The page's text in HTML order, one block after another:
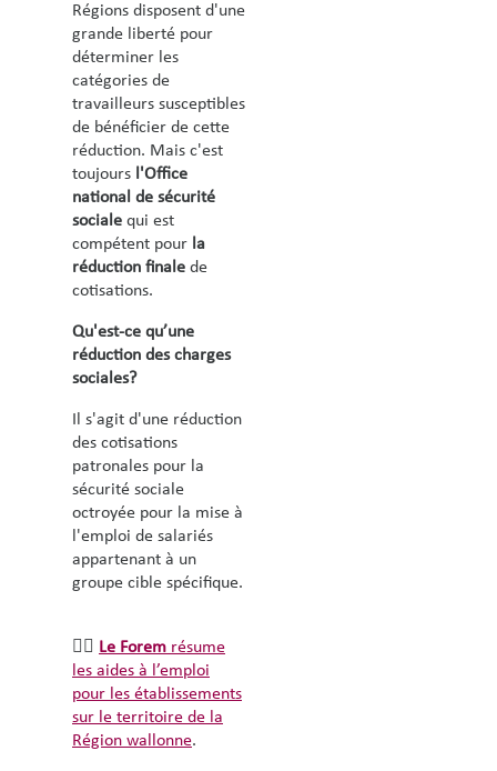
Régions disposent d'une
grande liberté pour
déterminer les
catégories de
travailleurs susceptibles
de bénéficier de cette
réduction. Mais c'est
toujours l'Office
national de sécurité
sociale qui est
compétent pour la
réduction finale de
cotisations.
Qu'est-ce qu’une
réduction des charges
sociales?
Il s'agit d'une réduction
des cotisations
patronales pour la
sécurité sociale
octroyée pour la mise à
l'emploi de salariés
appartenant à un
groupe cible spécifique.
👉🏽 Le Forem résume
les aides à l’emploi
pour les établissements
sur le territoire de la
Région wallonne.